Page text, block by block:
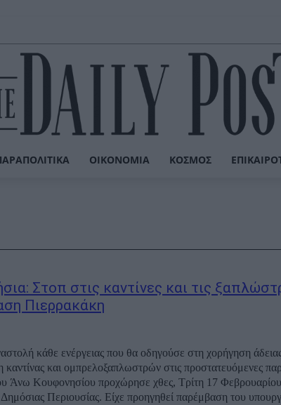
ΟΙΚΟΝΟΜΊΑ ΚΌΣΜΟΣ
Στοπ στις καντίνες και τις
Πιερρακάκη
κάθε ενέργειας που θα οδηγούσε στη χορήγηση
καντίνας και ομπρελοξαπλωστρών στις προστατευόμενες
Άνω Κουφονησίου προχώρησε χθες, Τρίτη 17
Περιουσίας. Είχε προηγηθεί παρέμβαση του